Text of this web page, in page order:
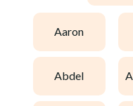
aaron
abdel